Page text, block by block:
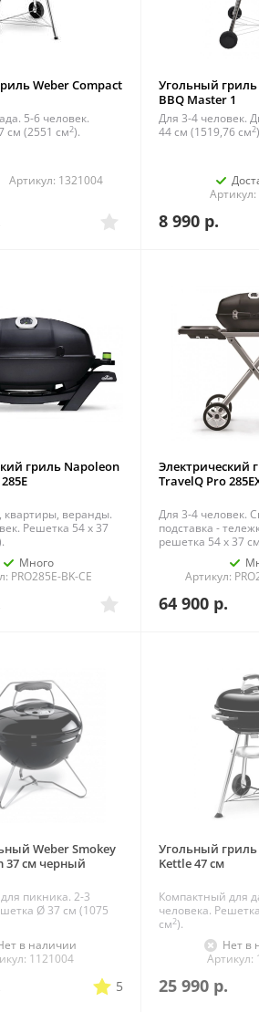
Weber Compact
5-6 человек.
см (2551 см2).
Артикул: 1321004
Угольный гриль
BBQ Master 1
Для 3-4 человек.
44 см (1519,76 см2
8 990р.
гриль Napoleon
квартиры, веранды.
Решетка 54 x 37
Много
PRO285E-BK-CE
Электрический
TravelQ Pro
Для 3-4 человек.
подставка -
решетка 54 x 37
Артикул:
64 900р.
Weber Smokey
37 см черный
пикника. 2-3
Ø 37 см (1075
в наличии
1121004
5
Угольный гриль
Kettle 47 см
Компактный для
человека.
см2).
Нет в
Артикул:
25 990р.